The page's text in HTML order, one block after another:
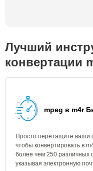
Лучший
конвертации
mpeg в m4r
Просто перетащите ваши
чтобы конвертировать в
более чем 250 различных
указывая электронную